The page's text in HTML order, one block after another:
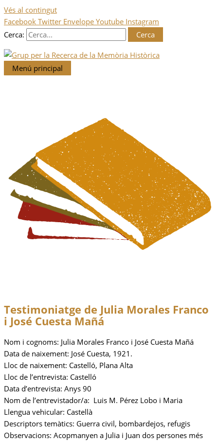
Vés al contingut
Facebook Twitter Envelope Youtube Instagram
Cerca:
Menú principal
Testimoniatge de Julia Morales Franco
i José Cuesta Mañá
Nom i cognoms: Julia Morales Franco i José Cuesta Mañá
Data de naixement: José Cuesta, 1921.
Lloc de naixement: Castelló, Plana Alta
Lloc de l’entrevista: Castelló
Data d’entrevista: Anys 90
Nom de l’entrevistador/a: Luis M. Pérez Lobo i Maria
Llengua vehicular: Castellà
Descriptors temàtics: Guerra civil, bombardejos, refugis
Observacions: Acopmanyen a Julia i Juan dos persones més